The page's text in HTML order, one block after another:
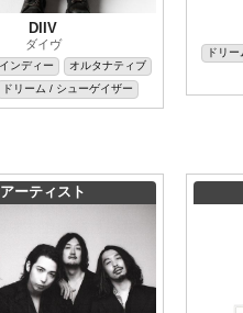
DIIV
ダイヴ
インディー
オルタナティブ
ドリーム / シューゲイザー
ドリ
アーティスト